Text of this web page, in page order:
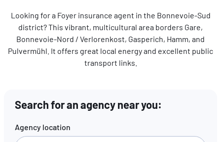
Search site
ENFRDE
Looking for a Foyer insurance agent in the Bonnevoie-Sud
district? This vibrant, multicultural area borders Gare,
Bonnevoie-Nord / Verlorenkost, Gasperich, Hamm, and
Pulvermühl. It offers great local energy and excellent public
transport links.
Search for an agency near you:
Agency location